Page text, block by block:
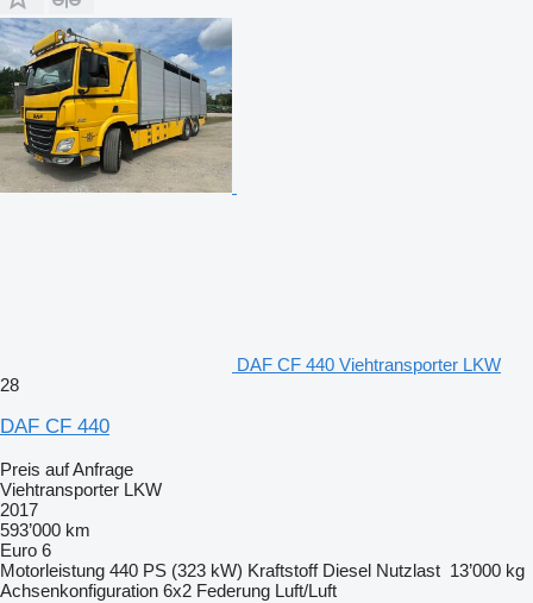
DAF CF 440 Viehtransporter LKW
28
DAF CF 440
Preis auf Anfrage
Viehtransporter LKW
2017
593’000 km
Euro 6
Motorleistung 440 PS (323 kW) Kraftstoff Diesel Nutzlast 13’000 kg
Achsenkonfiguration 6x2 Federung Luft/Luft